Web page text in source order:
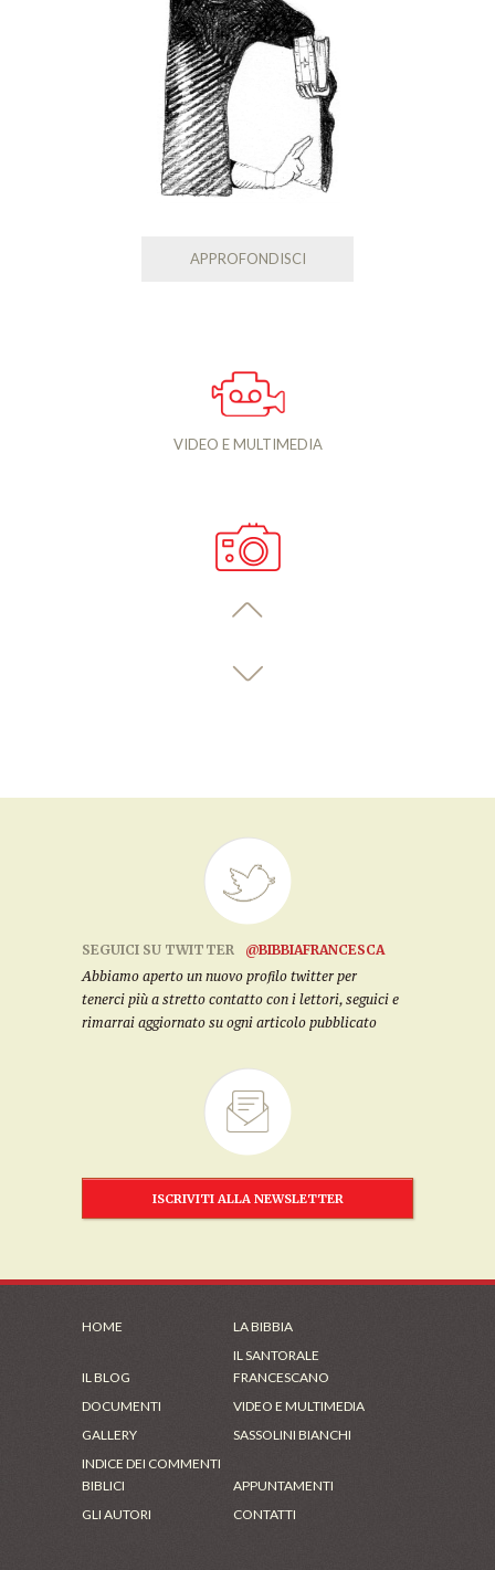
APPROFONDISCI
VIDEO E MULTIMEDIA
SEGUICI SU TWITTER
@BIBBIAFRANCESCA
Abbiamo aperto un nuovo profilo twitter per
tenerci più a stretto contatto con i lettori, seguici e
rimarrai aggiornato su ogni articolo pubblicato
ISCRIVITI ALLA NEWSLETTER
HOME LA BIBBIA
IL BLOG
IL SANTORALE
FRANCESCANO
DOCUMENTI
VIDEO E MULTIMEDIA
GALLERY
SASSOLINI BIANCHI
INDICE DEI COMMENTI
BIBLICI
APPUNTAMENTI
GLI AUTORI
CONTATTI